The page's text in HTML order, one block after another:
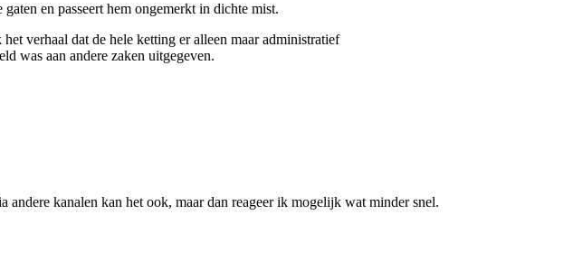
en passeert hem ongemerkt in dichte mist.
verhaal dat de hele ketting er alleen maar administratief
was aan andere zaken uitgegeven.
kanalen kan het ook, maar dan reageer ik mogelijk wat minder snel.